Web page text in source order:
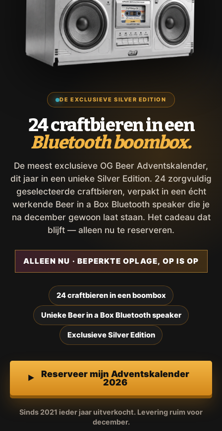
DE EXCLUSIEVE SILVER EDITION
24 craftbieren in een
Bluetooth boombox.
De meest exclusieve OG Beer Adventskalender,
dit jaar in een unieke Silver Edition. 24 zorgvuldig
geselecteerde craftbieren, verpakt in een écht
werkende Beer in a Box Bluetooth speaker die je
na december gewoon laat staan. Het cadeau dat
blijft — alleen nu te reserveren.
ALLEEN NU · BEPERKTE OPLAGE, OP IS OP
24 craftbieren in een boombox
Unieke Beer in a Box Bluetooth speaker
Exclusieve Silver Edition
Reserveer mijn Adventskalender
2026
Sinds 2021 ieder jaar uitverkocht. Levering ruim voor
december.